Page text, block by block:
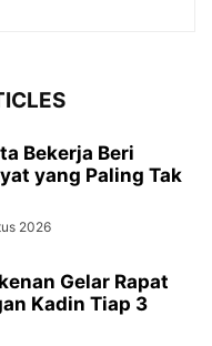
Bekerja Beri
yang Paling Tak
2026
Gelar Rapat
Kadin Tiap 3